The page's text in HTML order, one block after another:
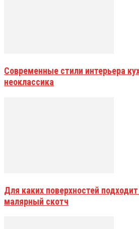
Современные стили интерьера
неоклассика
Для каких поверхностей
малярный скотч